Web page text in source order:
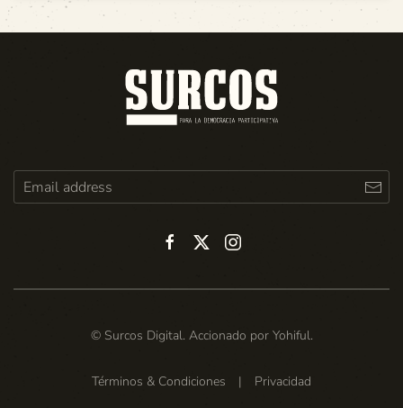
© Surcos Digital. Accionado por Yohiful.
Términos & Condiciones | Privacidad